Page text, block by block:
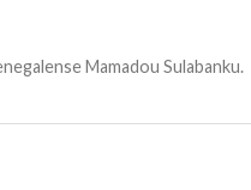
Mamadou Sulabanku.